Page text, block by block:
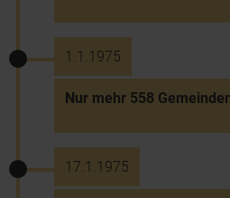
1.1.1975
Nur mehr 558
17.1.1975